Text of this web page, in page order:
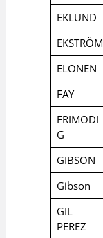
EKLUND
EKSTRÖM
ELONEN
FAY
FRIMODI
G
GIBSON
Gibson
GIL
PEREZ